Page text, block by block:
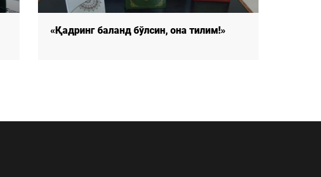
«Қадринг баланд бўлсин, она тилим!»